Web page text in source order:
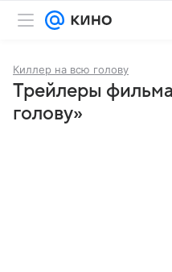
Киллер на всю голову
Трейлеры
голову»